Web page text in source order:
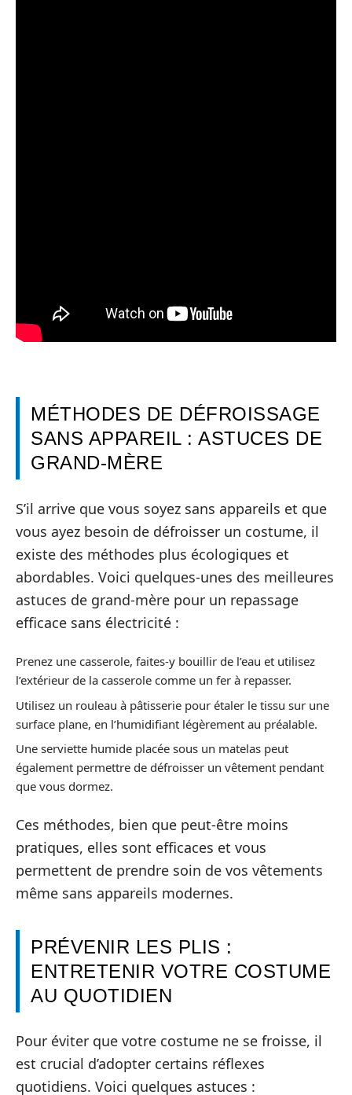
MÉTHODES DE DÉFROISSAGE
SANS APPAREIL : ASTUCES DE
GRAND-MÈRE
S’il arrive que vous soyez sans appareils et que
vous ayez besoin de défroisser un costume, il
existe des méthodes plus écologiques et
abordables. Voici quelques-unes des meilleures
astuces de grand-mère pour un repassage
efficace sans électricité :
Prenez une casserole, faites-y bouillir de l’eau et utilisez
l’extérieur de la casserole comme un fer à repasser.
Utilisez un rouleau à pâtisserie pour étaler le tissu sur une
surface plane, en l’humidifiant légèrement au préalable.
Une serviette humide placée sous un matelas peut
également permettre de défroisser un vêtement pendant
que vous dormez.
Ces méthodes, bien que peut-être moins
pratiques, elles sont efficaces et vous
permettent de prendre soin de vos vêtements
même sans appareils modernes.
PRÉVENIR LES PLIS :
ENTRETENIR VOTRE COSTUME
AU QUOTIDIEN
Pour éviter que votre costume ne se froisse, il
est crucial d’adopter certains réflexes
quotidiens. Voici quelques astuces :